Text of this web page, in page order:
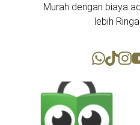
Murah dengan biaya
lebih